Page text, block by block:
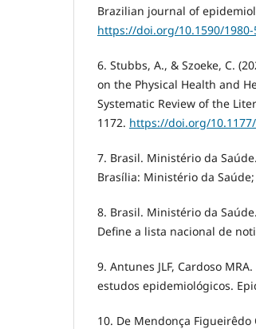
Brazilian journal of
https://doi.org/10.1590/1980-
6. Stubbs, A., & Szoeke, C.
on the Physical Health and
Systematic Review of the
1172. https://doi.org/10.1177/
7. Brasil. Ministério da
Brasília: Ministério da Saúde;
8. Brasil. Ministério da
Define a lista nacional de
9. Antunes JLF, Cardoso
estudos epidemiológicos.
10. De Mendonça